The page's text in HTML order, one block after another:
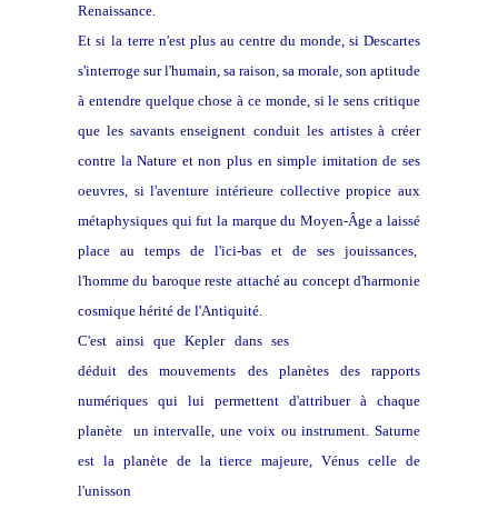
Renaissance.
Et si la terre n'est plus au centre du monde, si Descartes
s'interroge sur l'humain, sa raison, sa morale, son aptitude
à entendre quelque chose à ce monde, si le sens critique
que les savants enseignent conduit les artistes à créer
contre la Nature et non plus en simple imitation de ses
oeuvres, si l'aventure intérieure collective propice aux
métaphysiques qui fut la marque du Moyen-Âge a laissé
place au temps de l'ici-bas et de ses jouissances,
l'homme du baroque reste attaché au concept d'harmonie
cosmique hérité de l'Antiquité.
C'est ainsi que Kepler dans ses
déduit des mouvements des planètes des rapports
numériques qui lui permettent d'attribuer à chaque
planète un intervalle, une voix ou instrument. Saturne
est la planète de la tierce majeure, Vénus celle de
l'unisson